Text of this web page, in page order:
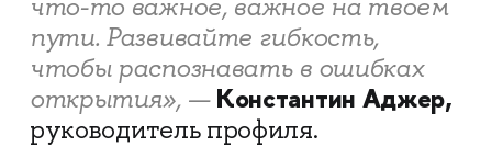
что-то важное, важное на твоём
пути. Развивайте гибкость,
чтобы распознавать в ошибках
открытия», — Константин Аджер,
руководитель профиля.